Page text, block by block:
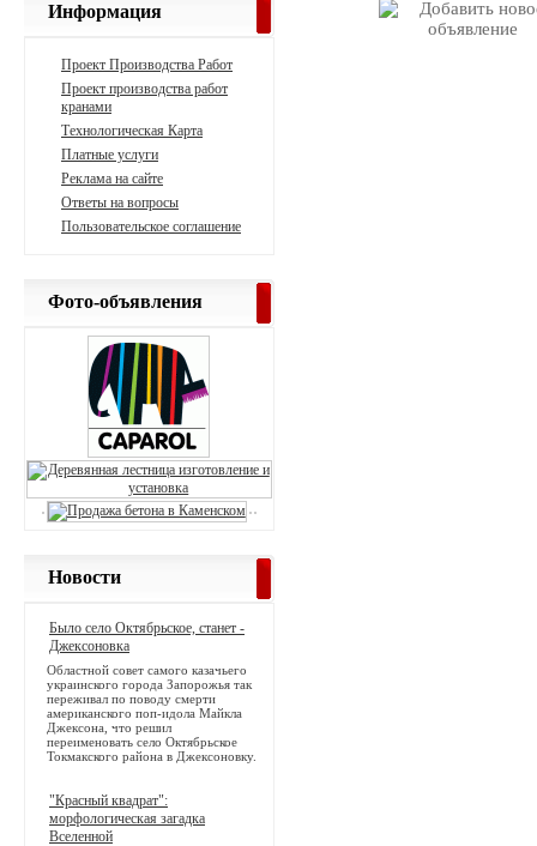
Информация
Проект Производства Работ
Проект производства работ
кранами
Технологическая Карта
Платные услуги
Реклама на сайте
Ответы на вопросы
Пользовательское соглашение
Фото-объявления
Новости
Было село Октябрьское, станет -
Джексоновка
Областной совет самого казачьего
украинского города Запорожья так
переживал по поводу смерти
американского поп-идола Майкла
Джексона, что решил
переименовать село Октябрьское
Токмакского района в Джексоновку.
"Красный квадрат":
морфологическая загадка
Вселенной